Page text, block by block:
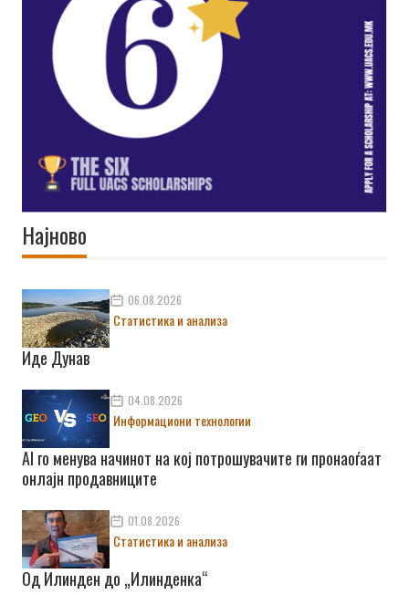
Најново
06.08.2026
Статистика и анализа
Иде Дунав
04.08.2026
Информациони технологии
AI го менува начинот на кој потрошувачите ги пронаоѓаат
онлајн продавниците
01.08.2026
Статистика и анализа
Од Илинден до „Илинденка“